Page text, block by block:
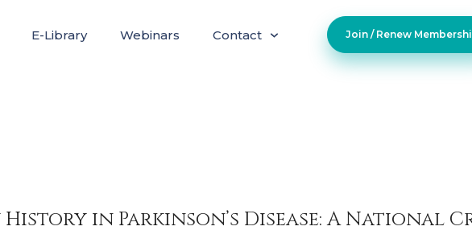
E-Library Webinars Contact Join / Renew
History in Parkinson’s Disease: A National